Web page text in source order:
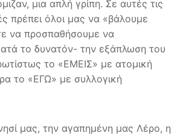
μια απλή γρίπη. Σε αυτές τις
πρέπει όλοι μας να «βάλουμε
να προσπαθήσουμε να
το δυνατόν- την εξάπλωση του
το «ΕΜΕΙΣ» με ατομική
το «ΕΓΩ» με συλλογική
μας, την αγαπημένη μας Λέρο, η